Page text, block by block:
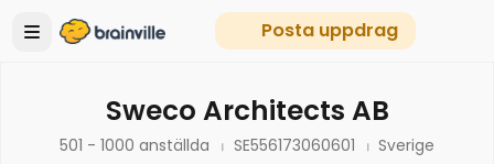
Posta uppdrag
Sweco Architects AB
501 - 1000 anställda SE556173060601 Sverige